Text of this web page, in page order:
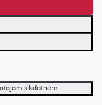
sīkdatnēm